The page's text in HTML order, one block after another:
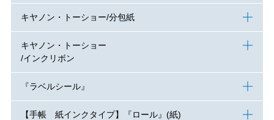
キヤノン・トーショー/分包紙
キヤノン・トーショー
/インクリボン
『ラベルシール』
【手帳 紙インクタイプ】『ロール』(紙)